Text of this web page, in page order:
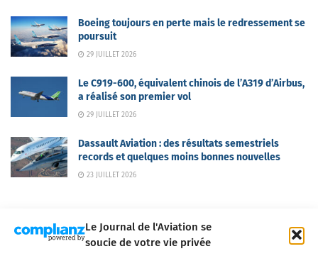
Le Journal de l'Aviation se
soucie de votre vie privée
Boeing toujours en perte mais le redressement se
poursuit
29 JUILLET 2026
Le C919-600, équivalent chinois de l’A319 d’Airbus,
a réalisé son premier vol
29 JUILLET 2026
Dassault Aviation : des résultats semestriels
records et quelques moins bonnes nouvelles
23 JUILLET 2026